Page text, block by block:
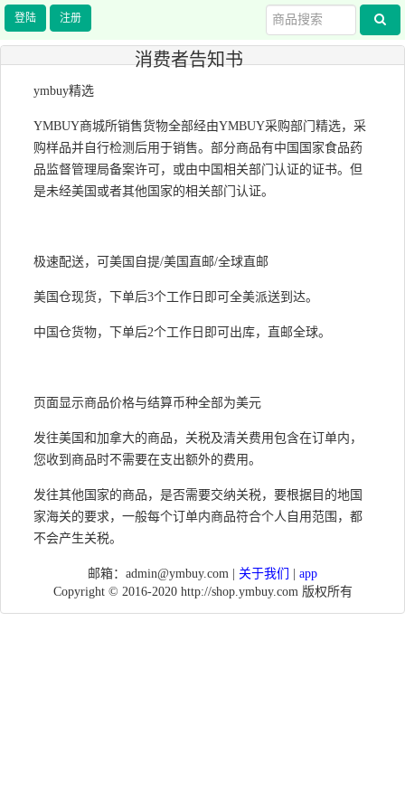
注册
消费者告知书
ymbuy精选
YMBUY商城所销售货物全部经由YMBUY采购部门精选，采
购样品并自行检测后用于销售。部分商品有中国国家食品药
品监督管理局备案许可，或由中国相关部门认证的证书。但
是未经美国或者其他国家的相关部门认证。
极速配送，可美国自提/美国直邮/全球直邮
美国仓现货，下单后3个工作日即可全美派送到达。
中国仓货物，下单后2个工作日即可出库，直邮全球。
页面显示商品价格与结算币种全部为美元
发往美国和加拿大的商品，关税及清关费用包含在订单内，
您收到商品时不需要在支出额外的费用。
发往其他国家的商品，是否需要交纳关税，要根据目的地国
家海关的要求，一般每个订单内商品符合个人自用范围，都
不会产生关税。
邮箱： admin@ymbuy.com 关于我们
app
Copyright © 2016-2020 http://shop.ymbuy.com 版权所有